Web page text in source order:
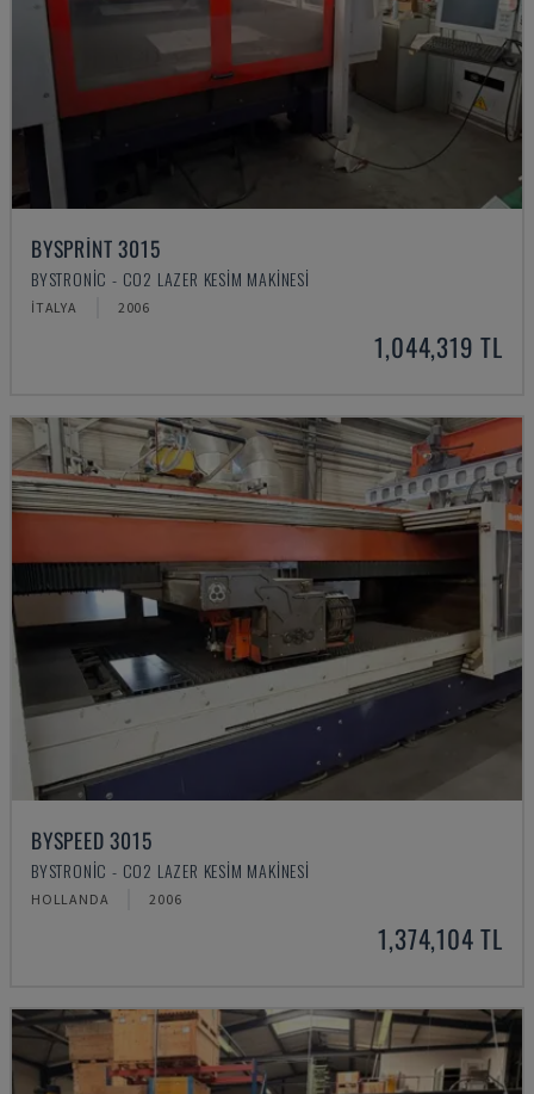
BYSPRINT 3015
BYSTRONIC - CO2 LAZER KESIM MAKINESI
İTALYA 2006
1,044,319 TL
BYSPEED 3015
BYSTRONIC - CO2 LAZER KESIM MAKINESI
HOLLANDA 2006
1,374,104 TL